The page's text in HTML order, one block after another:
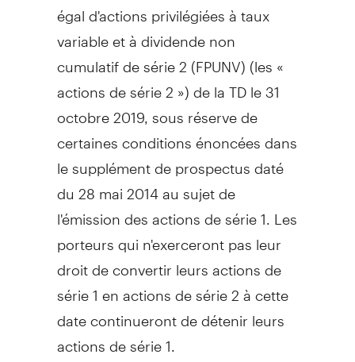
égal d'actions privilégiées à taux
variable et à dividende non
cumulatif de série 2 (FPUNV) (les «
actions de série 2 ») de la TD le 31
octobre 2019, sous réserve de
certaines conditions énoncées dans
le supplément de prospectus daté
du 28 mai 2014 au sujet de
l'émission des actions de série 1. Les
porteurs qui n'exerceront pas leur
droit de convertir leurs actions de
série 1 en actions de série 2 à cette
date continueront de détenir leurs
actions de série 1.